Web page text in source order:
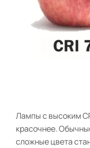
Лампы с высоким
красочнее.
сложные цвета